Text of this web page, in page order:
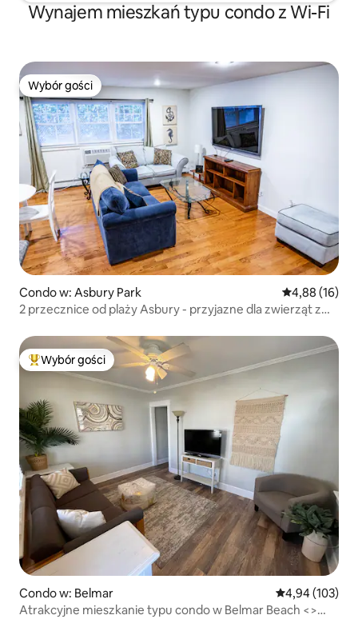
Wynajem mieszkań typu condo z Wi-Fi
Wybór gości
Wybór gości
Condo w: Asbury Park Średnia
4,88 (16)
2 przecznice od plaży Asbury - przyjazne dla zwierząt z
Najpopularniejsze z kategorii Wybór gości
Wybór gości
Condo w: Belmar Średnia
4,94 (103)
Atrakcyjne mieszkanie typu condo w Belmar Beach <>